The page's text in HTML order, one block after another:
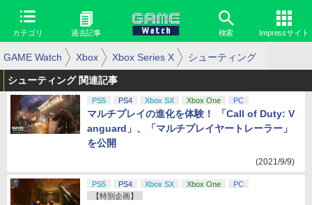
カテゴリ 過去記事 検索 Impressサイト
GAME Watch Xbox Xbox Series X シューティング
シューティング 関連記事
PS5 PS4 Xbox SX Xbox One PC
マルチプレイの進化を体験！ 「Call of Duty: V
anguard」、「マルチプレイヤートレーラー」
を公開
(2021/9/9)
PS5 PS4 Xbox SX Xbox One
PC
【特別企画】